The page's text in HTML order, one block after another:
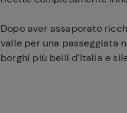
Dopo aver assaporato
valle per una passeggiata
borghi più belli d’Italia e